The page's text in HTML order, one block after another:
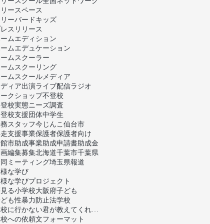
ースペース
ーバードキッズ
スリリース
ムエディション
ムエデュケーション
ムスクーラー
ムスクーリング
ムスクールメディア
ィア出演ライブ配信ラジオ
クショップ不登校
校実態ニーズ調査
校支援団体中学生
スタッフ今じんこ仙台市
支援事業保護者保護者向け
市助成事業助成申請書助成金
編集募集北海道千葉市千葉県
ミーティング埼玉県報道
な学び
な学びプロジェクト
る小学校大阪府子ども
も性暴力防止法学校
学校に行かない君が教えてくれたこと
への依頼文フォーマット